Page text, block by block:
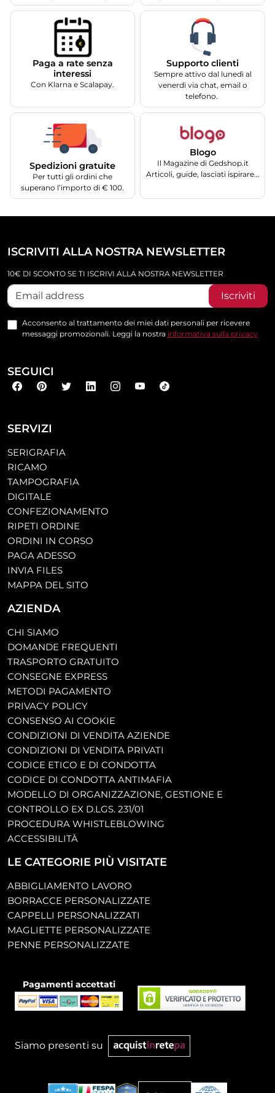
Paga a rate senza
interessi
Con Klarna e Scalapay.
Supporto clienti
Sempre attivo dal lunedì al
venerdì via chat, email o
telefono.
Spedizioni gratuite
Per tutti gli ordini che
superano l’importo di € 100.
Blogo
Il Magazine di Gedshop.it
Articoli, guide, lasciati ispirare...
SERVIZI
SERIGRAFIA
RICAMO
TAMPOGRAFIA
DIGITALE
CONFEZIONAMENTO
RIPETI ORDINE
ORDINI IN CORSO
PAGA ADESSO
INVIA FILES
MAPPA DEL SITO
AZIENDA
CHI SIAMO
DOMANDE FREQUENTI
TRASPORTO GRATUITO
CONSEGNE EXPRESS
METODI PAGAMENTO
PRIVACY POLICY
CONSENSO AI COOKIE
CONDIZIONI DI VENDITA AZIENDE
CONDIZIONI DI VENDITA PRIVATI
CODICE ETICO E DI CONDOTTA
CODICE DI CONDOTTA ANTIMAFIA
MODELLO DI ORGANIZZAZIONE, GESTIONE E
CONTROLLO EX D.LGS. 231/01
PROCEDURA WHISTLEBLOWING
ACCESSIBILITÀ
LE CATEGORIE PIÙ VISITATE
ABBIGLIAMENTO LAVORO
BORRACCE PERSONALIZZATE
CAPPELLI PERSONALIZZATI
MAGLIETTE PERSONALIZZATE
PENNE PERSONALIZZATE
ISCRIVITI ALLA NOSTRA NEWSLETTER
10€ DI SCONTO SE TI ISCRIVI ALLA NOSTRA NEWSLETTER
Iscriviti
Acconsento al trattamento dei miei dati personali per ricevere
messaggi promozionali. Leggi la nostra informativa sulla privacy
SEGUICI
Pagamenti accettati
Siamo presenti su